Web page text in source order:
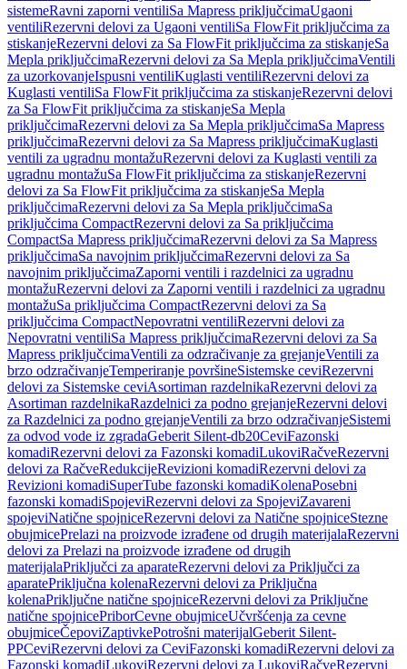
sistemeRavni zaporni ventiliSa Mapress priključcimaUgaoni
ventiliRezervni delovi za Ugaoni ventiliSa FlowFit priključcima za
stiskanjeRezervni delovi za Sa FlowFit priključcima za stiskanjeSa
Mepla priključcimaRezervni delovi za Sa Mepla priključcimaVentili
za uzorkovanjeIspusni ventiliKuglasti ventiliRezervni delovi za
Kuglasti ventiliSa FlowFit priključcima za stiskanjeRezervni delovi
za Sa FlowFit priključcima za stiskanjeSa Mepla
priključcimaRezervni delovi za Sa Mepla priključcimaSa Mapress
priključcimaRezervni delovi za Sa Mapress priključcimaKuglasti
ventili za ugradnu montažuRezervni delovi za Kuglasti ventili za
ugradnu montažuSa FlowFit priključcima za stiskanjeRezervni
delovi za Sa FlowFit priključcima za stiskanjeSa Mepla
priključcimaRezervni delovi za Sa Mepla priključcimaSa
priključcima CompactRezervni delovi za Sa priključcima
CompactSa Mapress priključcimaRezervni delovi za Sa Mapress
priključcimaSa navojnim priključcimaRezervni delovi za Sa
navojnim priključcimaZaporni ventili i razdelnici za ugradnu
montažuRezervni delovi za Zaporni ventili i razdelnici za ugradnu
montažuSa priključcima CompactRezervni delovi za Sa
priključcima CompactNepovratni ventiliRezervni delovi za
Nepovratni ventiliSa Mapress priključcimaRezervni delovi za Sa
Mapress priključcimaVentili za odzračivanje za grejanjeVentili za
brzo odzračivanjeTemperiranje površineSistemske ceviRezervni
delovi za Sistemske ceviAsortiman razdelnikaRezervni delovi za
Asortiman razdelnikaRazdelnici za podno grejanjeRezervni delovi
za Razdelnici za podno grejanjeVentili za brzo odzračivanjeSistemi
za odvod vode iz zgradaGeberit Silent-db20CeviFazonski
komadiRezervni delovi za Fazonski komadiLukoviRačveRezervni
delovi za RačveRedukcijeRevizioni komadiRezervni delovi za
Revizioni komadiSuperTube fazonski komadiKolenaPosebni
fazonski komadiSpojeviRezervni delovi za SpojeviZavareni
spojeviNatične spojniceRezervni delovi za Natične spojniceStezne
obujmicePrelazi na proizvode izrađene od drugih materijalaRezervni
delovi za Prelazi na proizvode izrađene od drugih
materijalaPriključci za aparateRezervni delovi za Priključci za
aparatePriključna kolenaRezervni delovi za Priključna
kolenaPriključne natične spojniceRezervni delovi za Priključne
natične spojnicePriborCevne obujmiceUčvršćenja za cevne
obujmiceČepoviZaptivkePotrošni materijalGeberit Silent-
PPCeviRezervni delovi za CeviFazonski komadiRezervni delovi za
Fazonski komadiLukoviRezervni delovi za LukoviRačveRezervni